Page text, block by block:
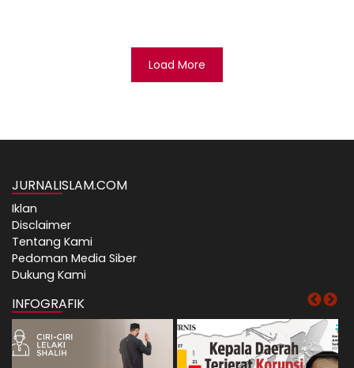
Load More
JURNALISLAM.COM
Iklan
Disclaimer
Tentang Kami
Pedoman Media Siber
Dukung Kami
INFOGRAFIK